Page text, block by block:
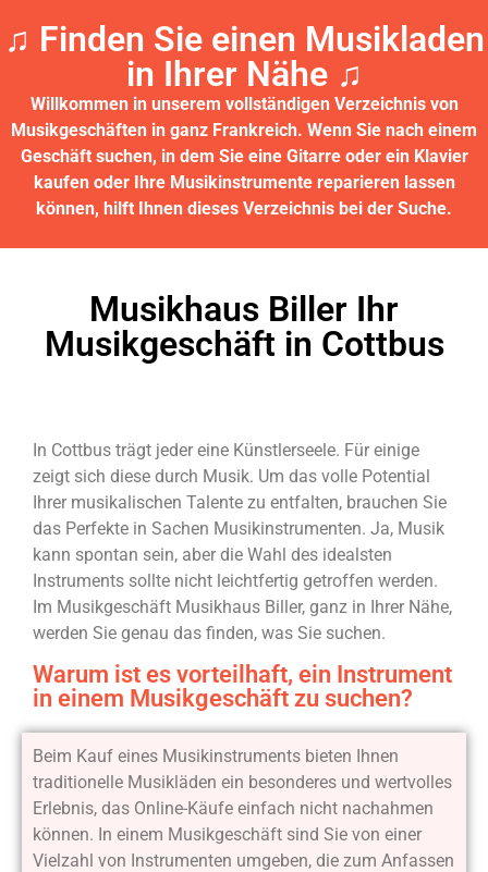
♫ Finden Sie einen Musikladen
in Ihrer Nähe ♫​
Willkommen in unserem vollständigen Verzeichnis von
Musikgeschäften in ganz Frankreich. Wenn Sie nach einem
Geschäft suchen, in dem Sie eine Gitarre oder ein Klavier
kaufen oder Ihre Musikinstrumente reparieren lassen
können, hilft Ihnen dieses Verzeichnis bei der Suche.
Musikhaus Biller Ihr
Musikgeschäft in Cottbus
In Cottbus trägt jeder eine Künstlerseele. Für einige
zeigt sich diese durch Musik. Um das volle Potential
Ihrer musikalischen Talente zu entfalten, brauchen Sie
das Perfekte in Sachen Musikinstrumenten. Ja, Musik
kann spontan sein, aber die Wahl des idealsten
Instruments sollte nicht leichtfertig getroffen werden.
Im Musikgeschäft Musikhaus Biller, ganz in Ihrer Nähe,
werden Sie genau das finden, was Sie suchen.
Warum ist es vorteilhaft, ein Instrument
in einem Musikgeschäft zu suchen?
Beim Kauf eines Musikinstruments bieten Ihnen
traditionelle Musikläden ein besonderes und wertvolles
Erlebnis, das Online-Käufe einfach nicht nachahmen
können. In einem Musikgeschäft sind Sie von einer
Vielzahl von Instrumenten umgeben, die zum Anfassen